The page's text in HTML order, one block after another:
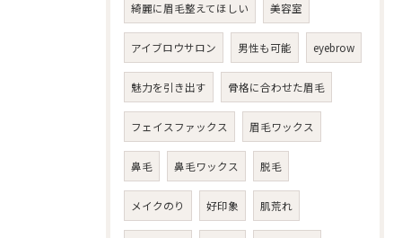
綺麗に眉毛整えてほしい 美容室
アイブロウサロン 男性も可能 eyebrow
魅力を引き出す 骨格に合わせた眉毛
フェイスファックス 眉毛ワックス
鼻毛 鼻毛ワックス 脱毛
メイクのり 好印象 肌荒れ